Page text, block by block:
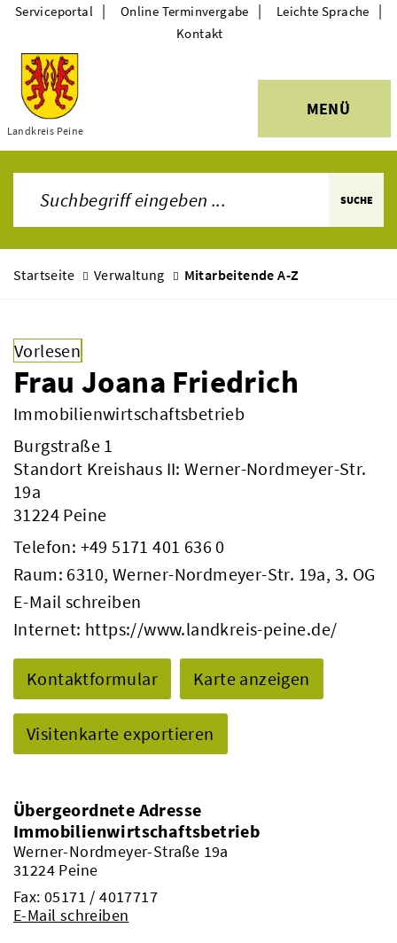
Themen
Landkreis Peine
MENÜ
Serviceportal | Online Terminvergabe | Leichte Sprache |
Kontakt
SUCHE
Startseite Verwaltung Mitarbeitende A-Z
Vorlesen
Frau Joana Friedrich
Immobilienwirtschaftsbetrieb
Burgstraße 1
Standort Kreishaus II: Werner-Nordmeyer-Str.
19a
31224 Peine
Telefon: +49 5171 401 636 0
Raum: 6310, Werner-Nordmeyer-Str. 19a, 3. OG
E-Mail schreiben
Internet: https://www.landkreis-peine.de/
Kontaktformular Karte anzeigen
Visitenkarte exportieren
Übergeordnete Adresse
Immobilienwirtschaftsbetrieb
Werner-Nordmeyer-Straße 19a
31224 Peine
Fax: 05171 / 4017717
E-Mail schreiben